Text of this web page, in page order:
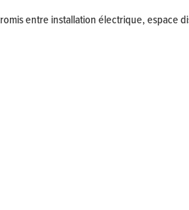
entre installation électrique, espace